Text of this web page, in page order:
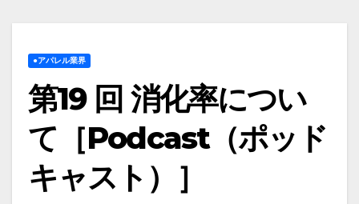
●アパレル業界
第19 回 消化率につい
て［Podcast（ポッド
キャスト）］